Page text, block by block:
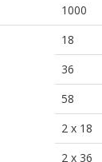
1000
18
36
58
2 x 18
2 x 36